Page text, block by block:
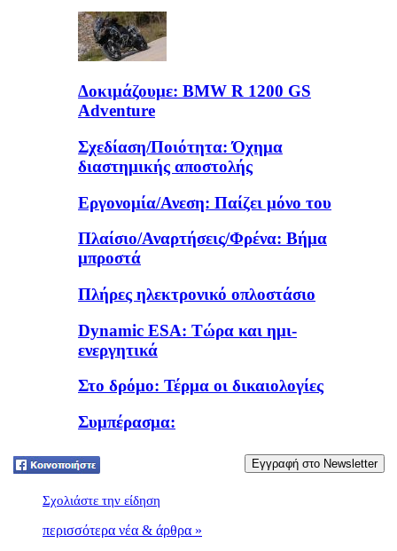
Δοκιμάζουμε: BMW R 1200 GS
Adventure
Σχεδίαση/Ποιότητα: Όχημα
διαστημικής αποστολής
Εργονομία/Ανεση: Παίζει μόνο του
Πλαίσιο/Αναρτήσεις/Φρένα: Βήμα
μπροστά
Πλήρες ηλεκτρονικό οπλοστάσιο
Dynamic ESA: Τώρα και ημι-
ενεργητικά
Στο δρόμο: Τέρμα οι δικαιολογίες
Συμπέρασμα:
Tweet
Σχολιάστε την είδηση
περισσότερα νέα & άρθρα »